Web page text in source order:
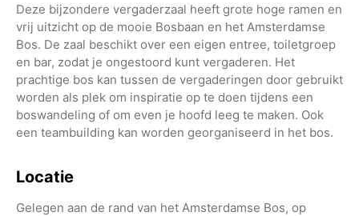
Deze bijzondere vergaderzaal heeft grote hoge ramen en
vrij uitzicht op de mooie Bosbaan en het Amsterdamse
Bos. De zaal beschikt over een eigen entree, toiletgroep
en bar, zodat je ongestoord kunt vergaderen. Het
prachtige bos kan tussen de vergaderingen door gebruikt
worden als plek om inspiratie op te doen tijdens een
boswandeling of om even je hoofd leeg te maken. Ook
een teambuilding kan worden georganiseerd in het bos.
Locatie
Gelegen aan de rand van het Amsterdamse Bos, op